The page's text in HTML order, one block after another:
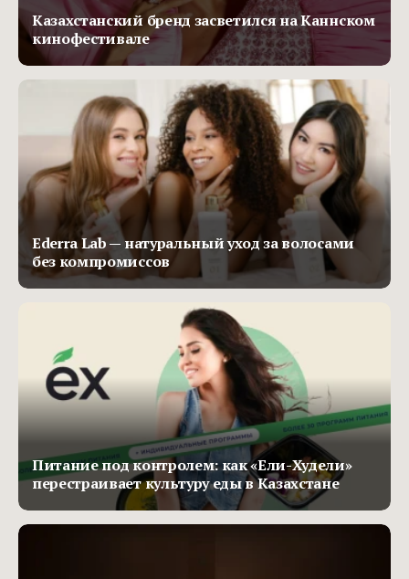
Казахстанский бренд засветился на Каннском
кинофестивале
Ederra Lab — натуральный уход за волосами
без компромиссов
Питание под контролем: как «Ели-Худели»
перестраивает культуру еды в Казахстане